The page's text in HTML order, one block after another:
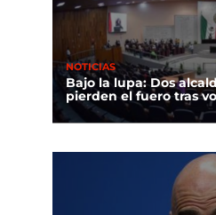
NOTICIAS
Bajo la lupa: Dos
pierden el fuero tras